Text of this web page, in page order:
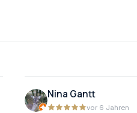
Nina Gantt
vor 6 Jahren